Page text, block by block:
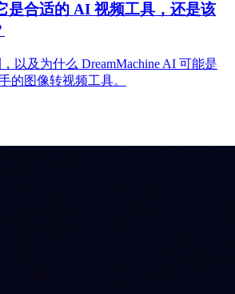
是合适的 AI 视频工具，还是该
以及为什么 DreamMachine AI 可能是
的图像转视频工具。